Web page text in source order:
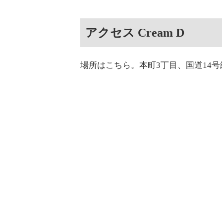
アクセス Cream D
場所はこちら。本町3丁目、国道14号